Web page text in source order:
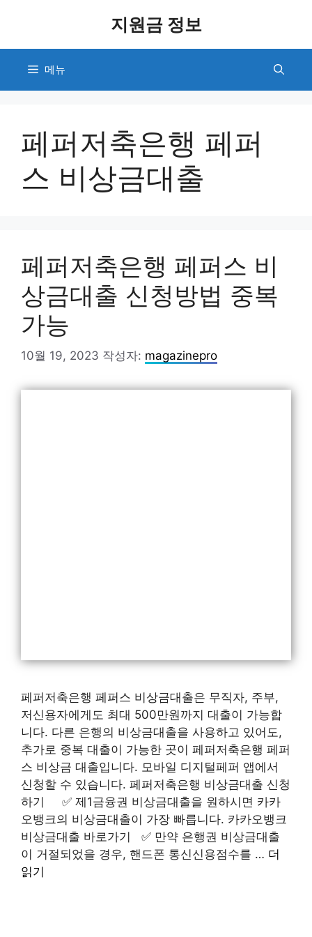
너
지원금 정보
메뉴
페퍼저축은행 페퍼
스 비상금대출
페퍼저축은행 페퍼스 비
상금대출 신청방법 중복
가능
10월 19, 2023 작성자: magazinepro
페퍼저축은행 페퍼스 비상금대출은 무직자, 주부,
저신용자에게도 최대 500만원까지 대출이 가능합
니다. 다른 은행의 비상금대출을 사용하고 있어도,
추가로 중복 대출이 가능한 곳이 페퍼저축은행 페퍼
스 비상금 대출입니다. 모바일 디지털페퍼 앱에서
신청할 수 있습니다. 페퍼저축은행 비상금대출 신청
하기 ✅ 제1금융권 비상금대출을 원하시면 카카
오뱅크의 비상금대출이 가장 빠릅니다. 카카오뱅크
비상금대출 바로가기 ✅ 만약 은행권 비상금대출
이 거절되었을 경우, 핸드폰 통신신용점수를 … 더
읽기